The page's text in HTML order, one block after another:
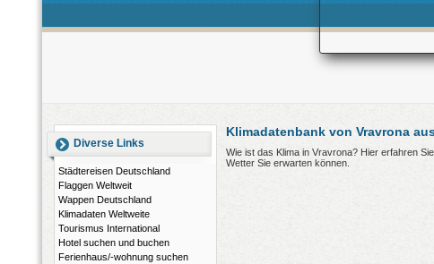
Diverse Links
Städtereisen Deutschland
Flaggen Weltweit
Wappen Deutschland
Klimadaten Weltweite
Tourismus International
Hotel suchen und buchen
Ferienhaus/-wohnung suchen
Klimadatenbank von Vravrona
Wie ist das Klima in Vravrona? Hier erfahren
Wetter Sie erwarten können.